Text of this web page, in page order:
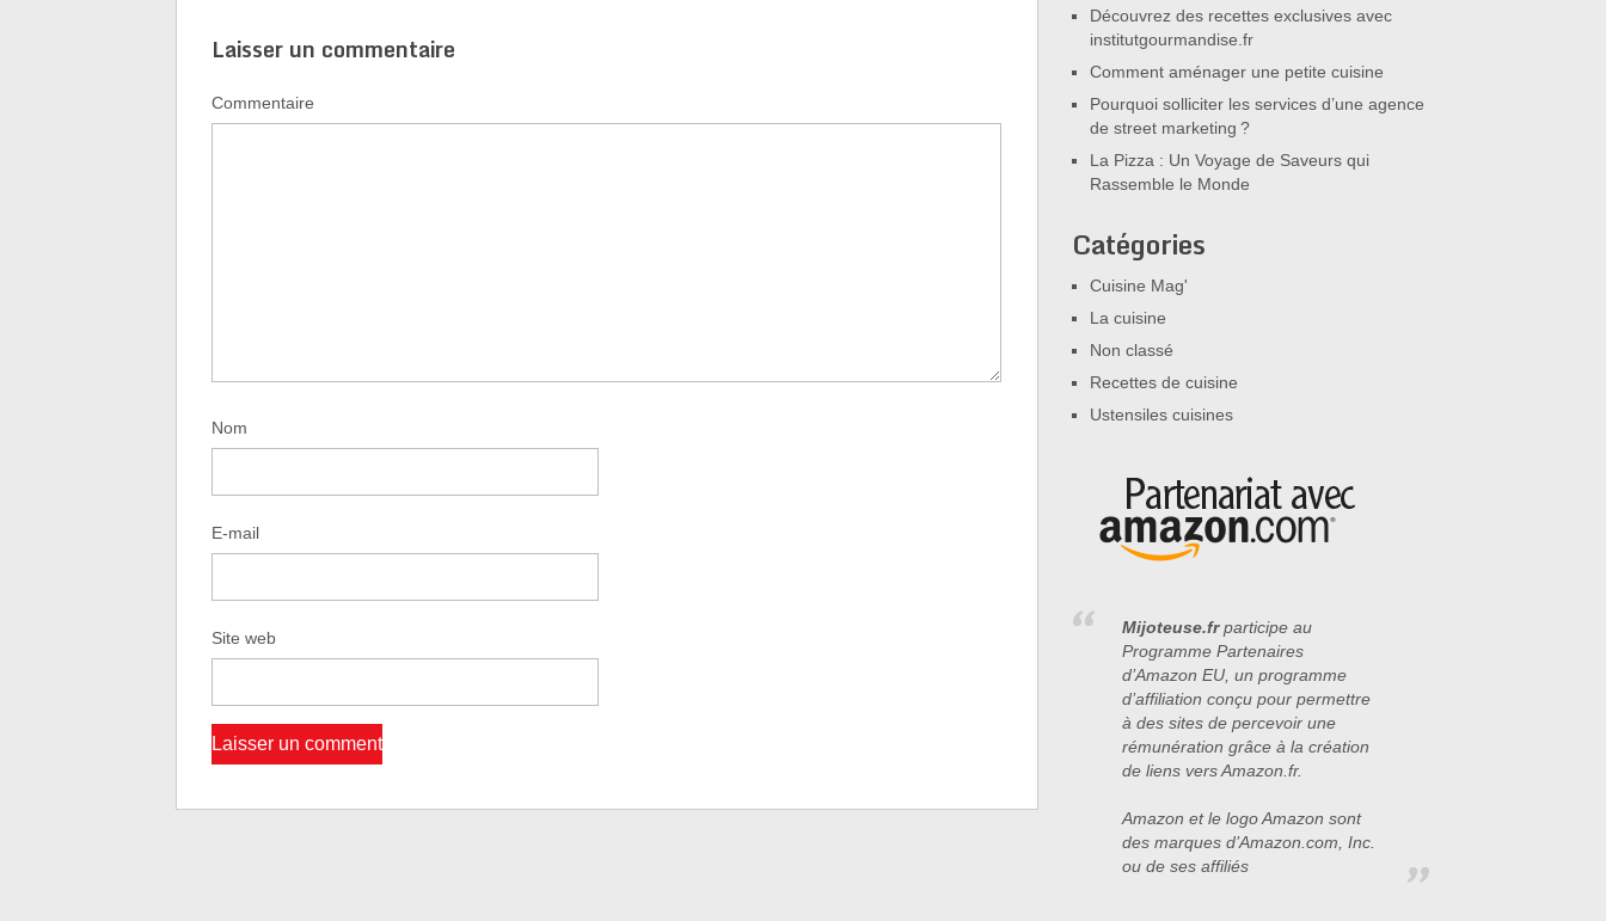
Laisser un commentaire
Commentaire
Nom
E-mail
Site web
Découvrez des recettes exclusives avec
institutgourmandise.fr
Comment aménager une petite cuisine
Pourquoi solliciter les services d’une agence
de street marketing ?
La Pizza : Un Voyage de Saveurs qui
Rassemble le Monde
Catégories
Cuisine Mag'
La cuisine
Non classé
Recettes de cuisine
Ustensiles cuisines
Mijoteuse.frparticipe au
Programme Partenaires
d’Amazon EU, un programme
d’affiliation conçu pour permettre
à des sites de percevoir une
rémunération grâce à la création
de liens vers Amazon.fr.
Amazon et le logo Amazon sont
des marques d’Amazon.com, Inc.
ou de ses affiliés